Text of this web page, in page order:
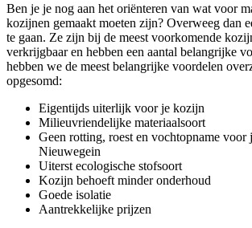
Ben je je nog aan het oriënteren van wat voor
kozijnen gemaakt moeten zijn? Overweeg dan
te gaan. Ze zijn bij de meest voorkomende
verkrijgbaar en hebben een aantal belangrijke
hebben we de meest belangrijke voordelen
opgesomd:
Eigentijds uiterlijk voor je kozijn
Milieuvriendelijke materiaalsoort
Geen rotting, roest en vochtopname voor
Nieuwegein
Uiterst ecologische stofsoort
Kozijn behoeft minder onderhoud
Goede isolatie
Aantrekkelijke prijzen